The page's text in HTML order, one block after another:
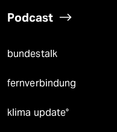
Podcast
bundestalk
fernverbindung
klima update°